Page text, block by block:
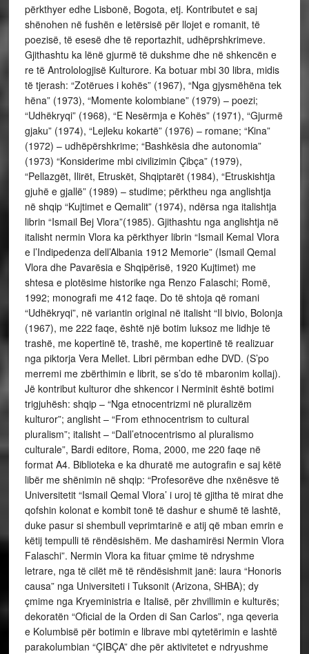
përkthyer edhe Lisbonë, Bogota, etj. Kontributet e saj
shënohen në fushën e letërsisë për llojet e romanit, të
poezisë, të esesë dhe të reportazhit, udhëprshkrimeve.
Gjithashtu ka lënë gjurmë të dukshme dhe në shkencën e
re të Antrolologjisë Kulturore. Ka botuar mbi 30 libra, midis
të tjerash: “Zotërues i kohës” (1967), “Nga gjysmëhëna tek
hëna” (1973), “Momente kolombiane” (1979) – poezi;
“Udhëkryqi” (1968), “E Nesërmja e Kohës” (1971), “Gjurmë
gjaku” (1974), “Lejleku kokartë” (1976) – romane; “Kina”
(1972) – udhëpërshkrime; “Bashkësia dhe autonomia”
(1973) “Konsiderime mbi civilizimin Çibça” (1979),
“Pellazgët, Ilirët, Etruskët, Shqiptarët (1984), “Etruskishtja
gjuhë e gjallë” (1989) – studime; përktheu nga anglishtja
në shqip “Kujtimet e Qemalit” (1974), ndërsa nga italishtja
librin “Ismail Bej Vlora”(1985). Gjithashtu nga anglishtja në
italisht nermin Vlora ka përkthyer librin “Ismail Kemal Vlora
e l’Indipedenza dell’Albania 1912 Memorie” (Ismail Qemal
Vlora dhe Pavarësia e Shqipërisë, 1920 Kujtimet) me
shtesa e plotësime historike nga Renzo Falaschi; Romë,
1992; monografi me 412 faqe. Do të shtoja që romani
“Udhëkryqi”, në variantin original në italisht “Il bivio, Bolonja
(1967), me 222 faqe, është një botim luksoz me lidhje të
trashë, me kopertinë të, trashë, me kopertinë të realizuar
nga piktorja Vera Mellet. Libri përmban edhe DVD. (S’po
merremi me zbërthimin e librit, se s’do të mbaronim kollaj).
Jë kontribut kulturor dhe shkencor i Nerminit është botimi
trigjuhësh: shqip – “Nga etnocentrizmi në pluralizëm
kulturor”; anglisht – “From ethnocentrism to cultural
pluralism”; italisht – “Dall’etnocentrismo al pluralismo
culturale”, Bardi editore, Roma, 2000, me 220 faqe në
format A4. Biblioteka e ka dhuratë me autografin e saj këtë
libër me shënimin në shqip: “Profesorëve dhe nxënësve të
Universitetit “Ismail Qemal Vlora’ i uroj të gjitha të mirat dhe
qofshin kolonat e kombit tonë të dashur e shumë të lashtë,
duke pasur si shembull veprimtarinë e atij që mban emrin e
këtij tempulli të rëndësishëm. Me dashamirësi Nermin Vlora
Falaschi”. Nermin Vlora ka fituar çmime të ndryshme
letrare, nga të cilët më të rëndësishmit janë: laura “Honoris
causa” nga Universiteti i Tuksonit (Arizona, SHBA); dy
çmime nga Kryeministria e Italisë, për zhvillimin e kulturës;
dekoratën “Oficial de la Orden di San Carlos”, nga qeveria
e Kolumbisë për botimin e librave mbi qytetërimin e lashtë
parakolumbian “ÇIBÇA” dhe për aktivitetet e ndryushme